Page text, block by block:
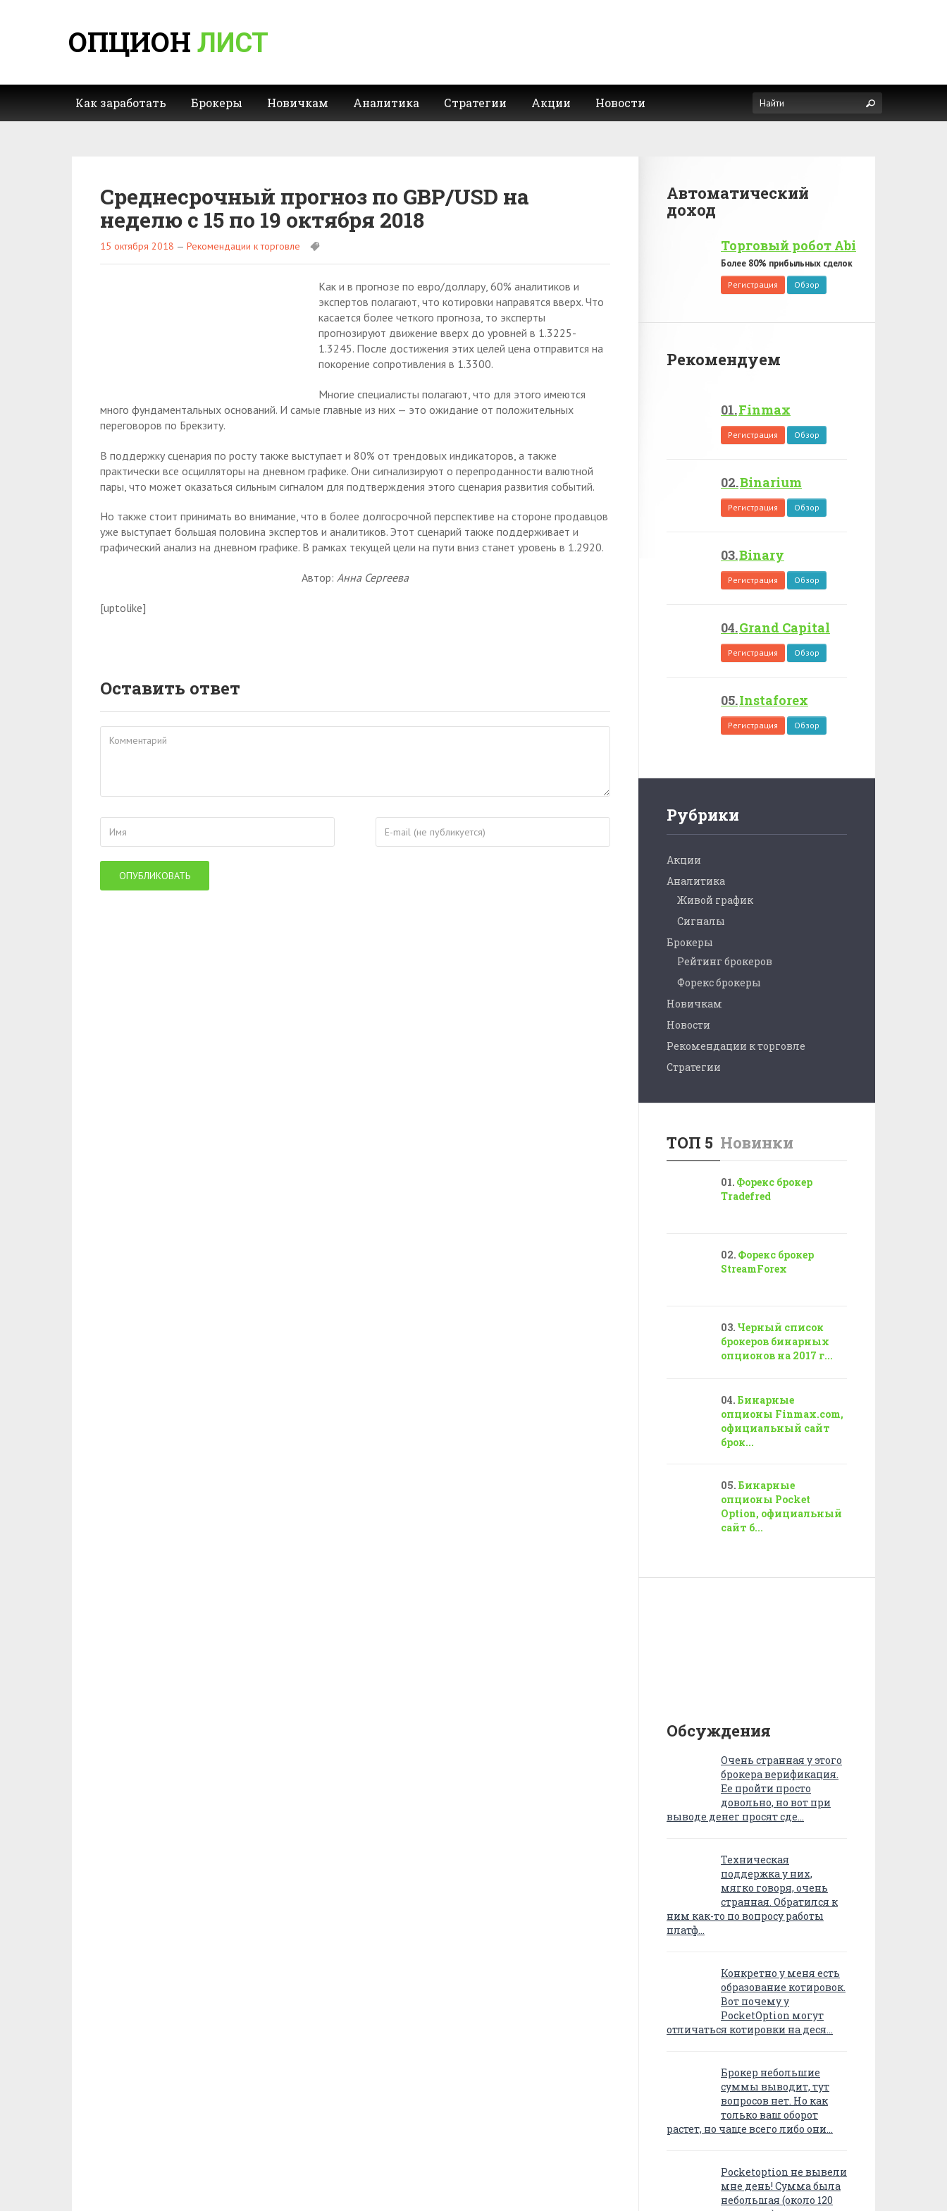
ОПЦИОН ЛИСТ
Как заработать Брокеры Новичкам Аналитика Стратегии Акции Новости
Среднесрочный прогноз по GBP/USD на
неделю с 15 по 19 октября 2018
15 октября 2018 — Рекомендации к торговле
Как и в прогнозе по евро/доллару, 60% аналитиков и
экспертов полагают, что котировки направятся вверх. Что
касается более четкого прогноза, то эксперты
прогнозируют движение вверх до уровней в 1.3225-
1.3245. После достижения этих целей цена отправится на
покорение сопротивления в 1.3300.
Многие специалисты полагают, что для этого имеются
много фундаментальных оснований. И самые главные из них — это ожидание от положительных
переговоров по Брекзиту.
В поддержку сценария по росту также выступает и 80% от трендовых индикаторов, а также
практически все осцилляторы на дневном графике. Они сигнализируют о перепроданности валютной
пары, что может оказаться сильным сигналом для подтверждения этого сценария развития событий.
Но также стоит принимать во внимание, что в более долгосрочной перспективе на стороне продавцов
уже выступает большая половина экспертов и аналитиков. Этот сценарий также поддерживает и
графический анализ на дневном графике. В рамках текущей цели на пути вниз станет уровень в 1.2920.
Автор: Анна Сергеева
[uptolike]
Оставить ответ
Автоматический
доход
Торговый робот Abi
Более 80% прибыльных сделок
Регистрация Обзор
Рекомендуем
Finmax
Регистрация Обзор
Binarium
Регистрация Обзор
Binary
Регистрация Обзор
Grand Capital
Регистрация Обзор
Instaforex
Регистрация Обзор
Рубрики
Акции
Аналитика
Живой график
Сигналы
Брокеры
Рейтинг брокеров
Форекс брокеры
Новичкам
Новости
Рекомендации к торговле
Стратегии
ТОП 5 Новинки
Форекс брокер
Tradefred
Форекс брокер
StreamForex
Черный список
брокеров бинарных
опционов на 2017 г...
Бинарные
опционы Finmax.com,
официальный сайт
брок...
Бинарные
опционы Pocket
Option, официальный
сайт б...
Обсуждения
Очень странная у этого
брокера верификация.
Ее пройти просто
довольно, но вот при
выводе денег просят сде…
Техническая
поддержка у них,
мягко говоря, очень
странная. Обратился к
ним как-то по вопросу работы
платф…
Конкретно у меня есть
образование котировок.
Вот почему у
PocketOption могут
отличаться котировки на деся…
Брокер небольшие
суммы выводит, тут
вопросов нет. Но как
только ваш оборот
растет, но чаще всего либо они…
Pocketoption не вывели
мне день! Сумма была
небольшая (около 120